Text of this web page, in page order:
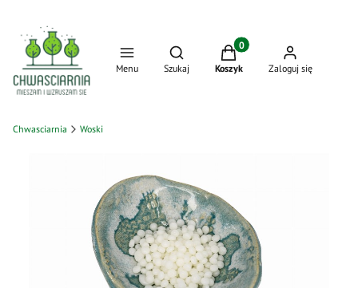
Menu
Otwórz wyszukiwarkę
Szukaj
Produkty w koszyku: 0.
Koszyk Zaloguj się
Chwasciarnia Woski